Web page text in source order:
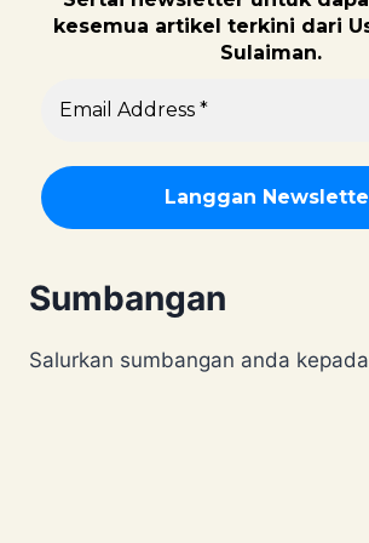
kesemua artikel terkini dari
Sulaiman.
Sumbangan
Salurkan sumbangan anda